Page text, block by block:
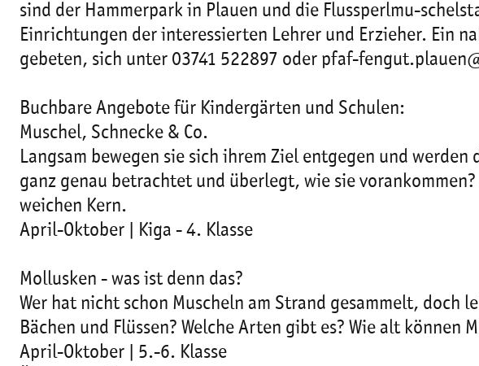
sind der Hammerpark in Plauen und die Flussperlmu-
Einrichtungen der interessierten Lehrer und Erzieher. Ein
gebeten, sich unter 03741 522897 oder pfaf-
Buchbare Angebote für Kindergärten und Schulen:
Muschel, Schnecke & Co.
Langsam bewegen sie sich ihrem Ziel entgegen und
ganz genau betrachtet und überlegt, wie sie
weichen Kern.
April-Oktober | Kiga - 4. Klasse
Mollusken - was ist denn das?
Wer hat nicht schon Muscheln am Strand gesammelt, doch
Bächen und Flüssen? Welche Arten gibt es? Wie alt können
April-Oktober | 5.-6. Klasse